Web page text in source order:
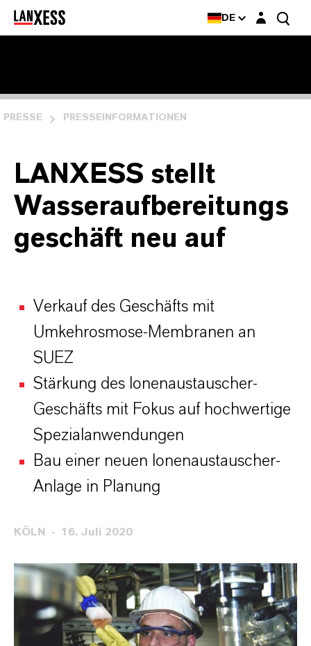
DE Login-Maske
PRESSE PRESSEINFORMATIONEN
LANXESS stellt
Wasseraufbereitungs
geschäft neu auf
Verkauf des Geschäfts mit
Umkehrosmose-Membranen an
SUEZ
Stärkung des Ionenaustauscher-
Geschäfts mit Fokus auf hochwertige
Spezialanwendungen
Bau einer neuen Ionenaustauscher-
Anlage in Planung
KÖLN 16. Juli 2020